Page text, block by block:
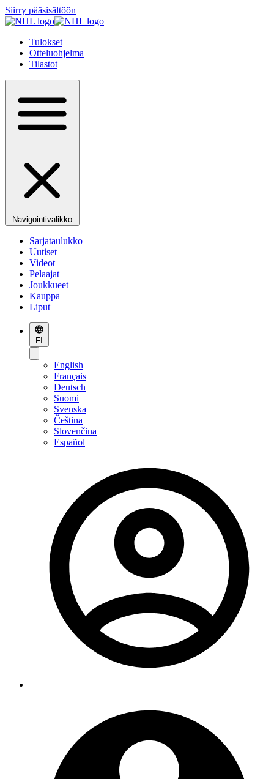
Siirry pääsisältöön
Tulokset
Otteluohjelma
Tilastot
Navigointivalikko
Sarjataulukko
Uutiset
Videot
Pelaajat
Joukkueet
Kauppa
Liput
FI
English
Français
Deutsch
Suomi
Svenska
Čeština
Slovenčina
Español